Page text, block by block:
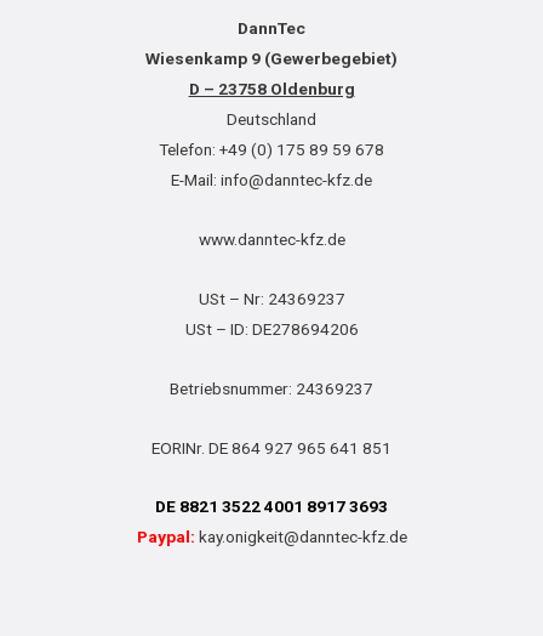
DannTec
Wiesenkamp 9 (Gewerbegebiet)
D – 23758 Oldenburg
Deutschland
Telefon: +49 (0) 175 89 59 678
E-Mail: info@danntec-kfz.de
www.danntec-kfz.de
USt – Nr: 24369237
USt – ID: DE278694206
Betriebsnummer: 24369237
EORINr. DE 864 927 965 641 851
DE 8821 3522 4001 8917 3693
Paypal: kay.onigkeit@danntec-kfz.de